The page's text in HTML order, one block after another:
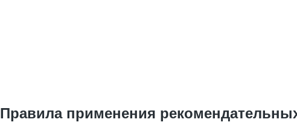
Правила применения